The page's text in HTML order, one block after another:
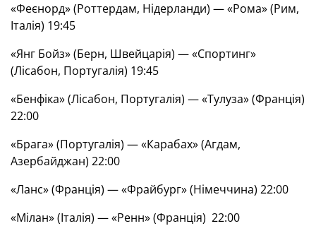
«Феєнорд» (Роттердам, Нідерланди) — «Рома» (Рим,
Італія) 19:45
«Янг Бойз» (Берн, Швейцарія) — «Спортинг»
(Лісабон, Португалія) 19:45
«Бенфіка» (Лісабон, Португалія) — «Тулуза» (Франція)
22:00
«Брага» (Португалія) — «Карабах» (Агдам,
Азербайджан) 22:00
«Ланс» (Франція) — «Фрайбург» (Німеччина) 22:00
«Мілан» (Італія) — «Ренн» (Франція) 22:00